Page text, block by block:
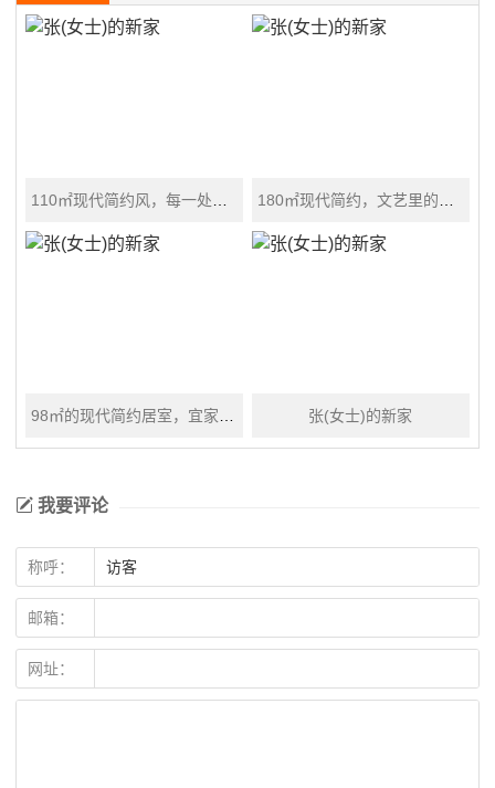
98㎡的现代简约居室，宜家宜居我给打满分 张(女士)的新家
我要评论
称呼：
邮箱：
网址：